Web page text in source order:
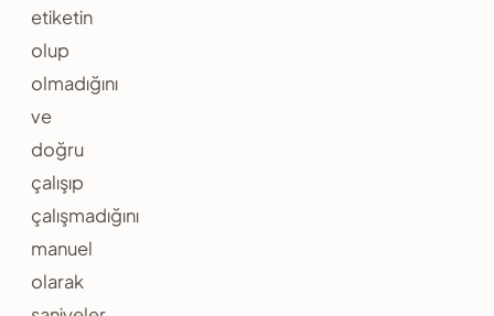
etiketin
olup
olmadığını
ve
doğru
çalışıp
çalışmadığını
manuel
olarak